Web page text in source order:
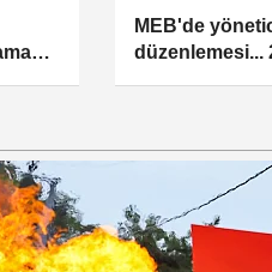
MEB'de
düzenlemesi...